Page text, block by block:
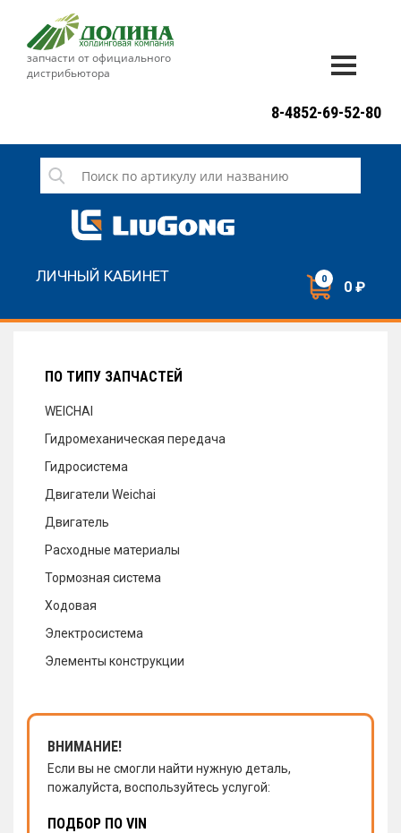
запчасти от официального
дистрибьютора
СЕРВИС
НОВОСТИ
8-4852-69-52-80
ЛИЧНЫЙ КАБИНЕТ 0 0 ₽
ПО ТИПУ ЗАПЧАСТЕЙ
WEICHAI
Гидромеханическая передача
Гидросистема
Двигатели Weichai
Двигатель
Расходные материалы
Тормозная система
Ходовая
Электросистема
Элементы конструкции
ВНИМАНИЕ!
Если вы не смогли найти нужную деталь,
пожалуйста, воспользуйтесь услугой:
ПОДБОР ПО VIN